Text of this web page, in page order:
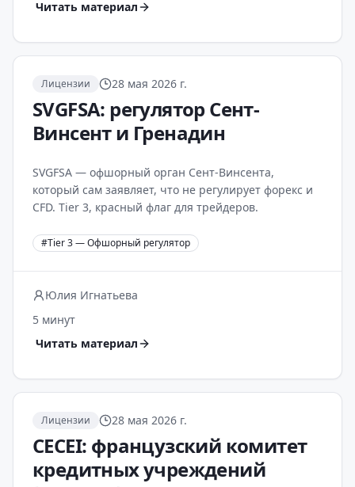
Читать материал
Лицензии 28 мая 2026 г.
SVGFSA: регулятор Сент-
Винсент и Гренадин
SVGFSA — офшорный орган Сент-Винсента,
который сам заявляет, что не регулирует форекс и
CFD. Tier 3, красный флаг для трейдеров.
#Tier 3 — Офшорный регулятор
Юлия Игнатьева
5 минут
Читать материал
Лицензии 28 мая 2026 г.
CECEI: французский комитет
кредитных учреждений